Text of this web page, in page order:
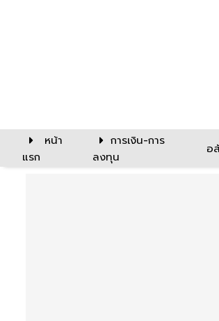
หน้า
แรก
การเงิน-การ
ลงทุน
อ